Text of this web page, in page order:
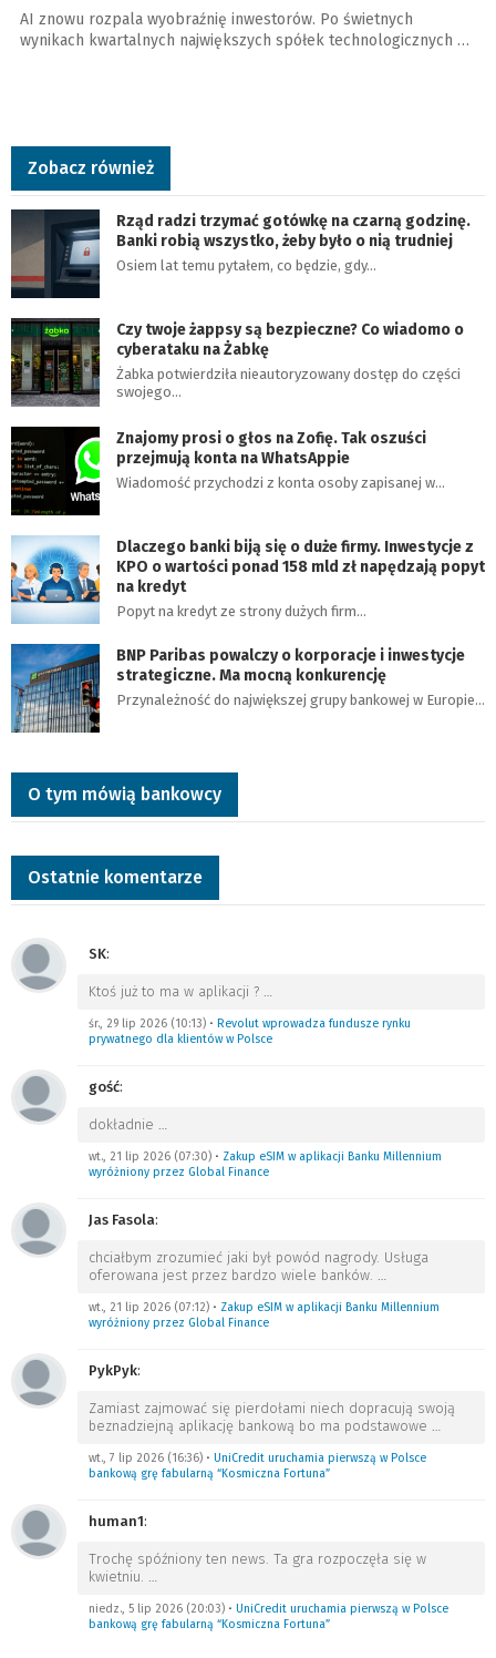
AI znowu rozpala wyobraźnię inwestorów. Po świetnych
wynikach kwartalnych największych spółek technologicznych …
Zobacz również
Rząd radzi trzymać gotówkę na czarną godzinę.
Banki robią wszystko, żeby było o nią trudniej
Osiem lat temu pytałem, co będzie, gdy…
Czy twoje żappsy są bezpieczne? Co wiadomo o
cyberataku na Żabkę
Żabka potwierdziła nieautoryzowany dostęp do części
swojego…
Znajomy prosi o głos na Zofię. Tak oszuści
przejmują konta na WhatsAppie
Wiadomość przychodzi z konta osoby zapisanej w…
Dlaczego banki biją się o duże firmy. Inwestycje z
KPO o wartości ponad 158 mld zł napędzają popyt
na kredyt
Popyt na kredyt ze strony dużych firm…
BNP Paribas powalczy o korporacje i inwestycje
strategiczne. Ma mocną konkurencję
Przynależność do największej grupy bankowej w Europie…
O tym mówią bankowcy
Ostatnie komentarze
SK:
Ktoś już to ma w aplikacji ? …
śr., 29 lip 2026 (10:13) • Revolut wprowadza fundusze rynku
prywatnego dla klientów w Polsce
gość:
dokładnie …
wt., 21 lip 2026 (07:30) • Zakup eSIM w aplikacji Banku Millennium
wyróżniony przez Global Finance
Jas Fasola:
chciałbym zrozumieć jaki był powód nagrody. Usługa
oferowana jest przez bardzo wiele banków. …
wt., 21 lip 2026 (07:12) • Zakup eSIM w aplikacji Banku Millennium
wyróżniony przez Global Finance
PykPyk:
Zamiast zajmować się pierdołami niech dopracują swoją
beznadziejną aplikację bankową bo ma podstawowe …
wt., 7 lip 2026 (16:36) • UniCredit uruchamia pierwszą w Polsce
bankową grę fabularną “Kosmiczna Fortuna”
human1:
Trochę spóźniony ten news. Ta gra rozpoczęła się w
kwietniu. …
niedz., 5 lip 2026 (20:03) • UniCredit uruchamia pierwszą w Polsce
bankową grę fabularną “Kosmiczna Fortuna”